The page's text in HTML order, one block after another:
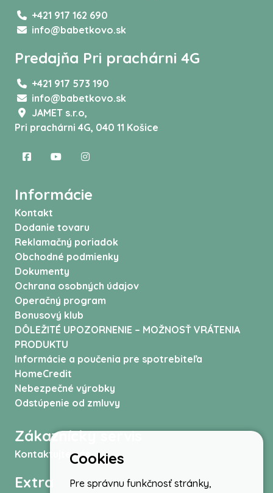
+421 917 162 690
info@babetkovo.sk
Predajňa Pri prachárni 4G
+421 917 573 190
info@babetkovo.sk
JAMET s.r.o,
Pri prachárni 4G, 040 11 Košice
Informácie
Kontakt
Dodanie tovaru
Reklamačný poriadok
Obchodné podmienky
Dokumenty
Ochrana osobných údajov
Operačný program
Bonusový klub
DÔLEŽITÉ UPOZORNENIE – MOŽNOSŤ VRÁTENIA
PRODUKTU
Informácie a poučenia pre spotrebiteľa
HomeCredit
Nebezpečné výrobky
Odstúpenie od zmluvy
Zákaznícky servis
Kontaktujte nás
Extra
Cookies
Pre správnu funkčnosť stránky,